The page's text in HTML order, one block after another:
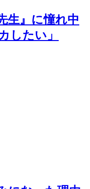
生』に憧れ中
したい」